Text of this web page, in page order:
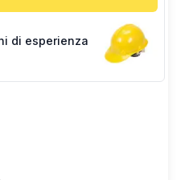
di esperienza